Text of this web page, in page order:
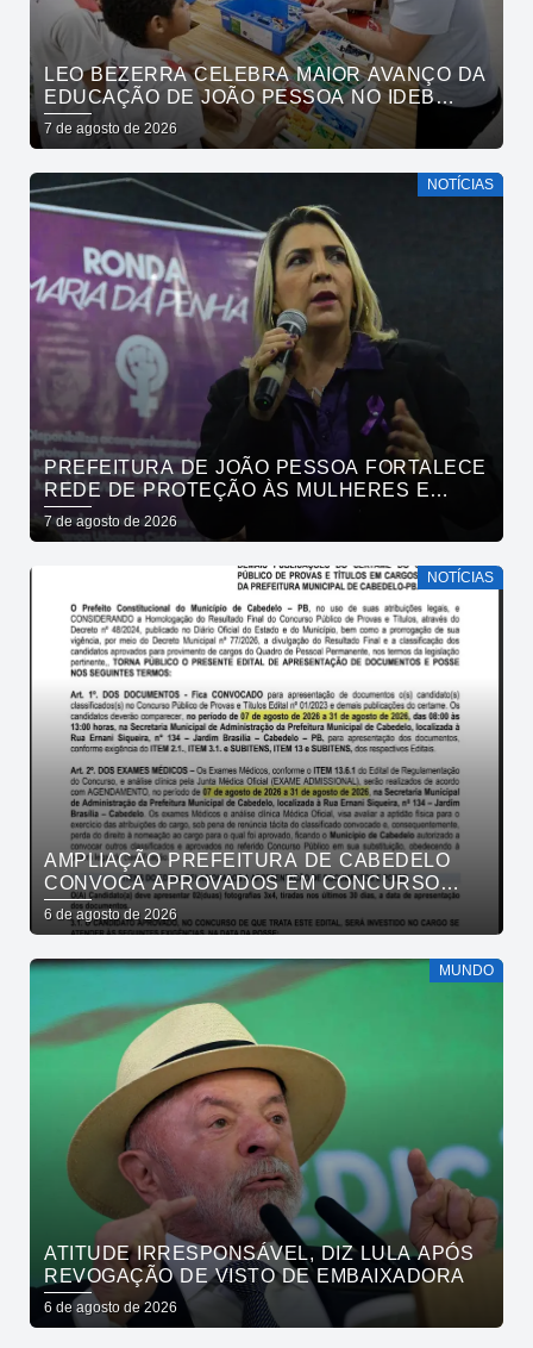
LEO BEZERRA CELEBRA MAIOR AVANÇO DA
EDUCAÇÃO DE JOÃO PESSOA NO IDEB
ENTRE CAPITAIS DO NORDESTE
7 de agosto de 2026
NOTÍCIAS
PREFEITURA DE JOÃO PESSOA FORTALECE
REDE DE PROTEÇÃO ÀS MULHERES E
ENTENDE QUE ACOLHER É SALVAR VIDAS
7 de agosto de 2026
NOTÍCIAS
AMPLIAÇÃO PREFEITURA DE CABEDELO
CONVOCA APROVADOS EM CONCURSO
PÚBLICO DA SAÚDE PARA APRESENTAÇÃO
DE DOCUMENTOS
6 de agosto de 2026
MUNDO
ATITUDE IRRESPONSÁVEL, DIZ LULA APÓS
REVOGAÇÃO DE VISTO DE EMBAIXADORA
6 de agosto de 2026